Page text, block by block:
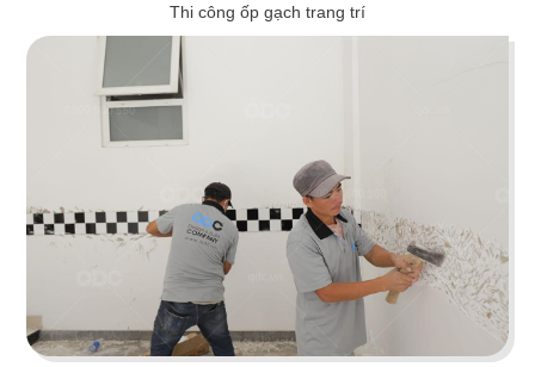
Thiết kế mang phong cách hiện đại với gam màu
trắng và xám làm chủ đạo tạo nên sự sang trọng,
tinh tế.
Chi tiết
Thi công ốp gạch trang trí